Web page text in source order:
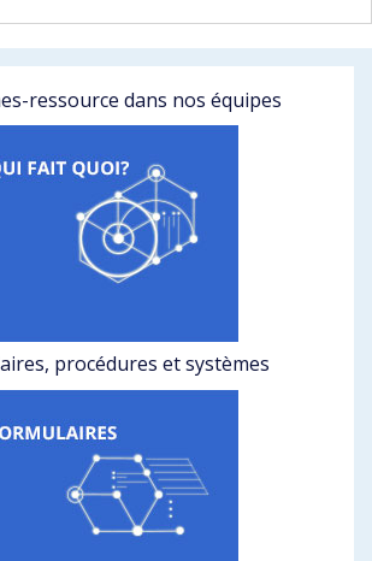
ressource dans nos équipes
procédures et systèmes